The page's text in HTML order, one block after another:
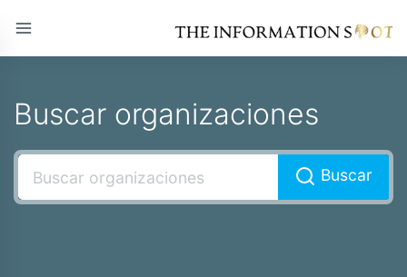
Buscar organizaciones
Buscar